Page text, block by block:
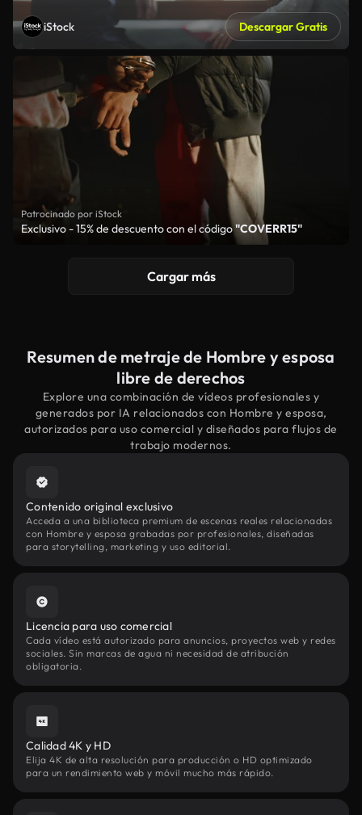
iStock Descargar Gratis
Patrocinado por iStock
Exclusivo - 15% de descuento con el código"COVERR15"
Cargar más
Resumen de metraje de Hombre y esposa
libre de derechos
Explore una combinación de vídeos profesionales y
generados por IA relacionados con Hombre y esposa,
autorizados para uso comercial y diseñados para flujos de
trabajo modernos.
Contenido original exclusivo
Acceda a una biblioteca premium de escenas reales relacionadas
con Hombre y esposa grabadas por profesionales, diseñadas
para storytelling, marketing y uso editorial.
Licencia para uso comercial
Cada vídeo está autorizado para anuncios, proyectos web y redes
sociales. Sin marcas de agua ni necesidad de atribución
obligatoria.
Calidad 4K y HD
Elija 4K de alta resolución para producción o HD optimizado
para un rendimiento web y móvil mucho más rápido.